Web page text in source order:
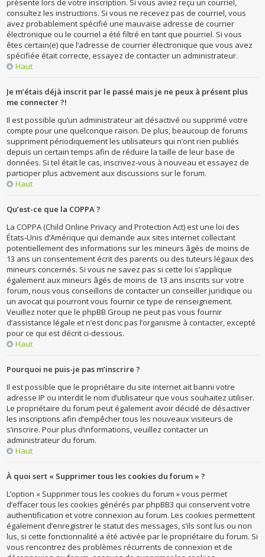
présente lors de votre inscription. Si vous aviez reçu un courriel,
consultez les instructions. Si vous ne recevez pas de courriel, vous
avez probablement spécifié une mauvaise adresse de courrier
électronique ou le courriel a été filtré en tant que pourriel. Si vous
êtes certain(e) que l’adresse de courrier électronique que vous avez
spécifiée était correcte, essayez de contacter un administrateur.
Haut
Je m’étais déjà inscrit par le passé mais je ne peux à présent plus
me connecter ?!
Il est possible qu’un administrateur ait désactivé ou supprimé votre
compte pour une quelconque raison. De plus, beaucoup de forums
suppriment périodiquement les utilisateurs qui n’ont rien publiés
depuis un certain temps afin de réduire la taille de leur base de
données. Si tel était le cas, inscrivez-vous à nouveau et essayez de
participer plus activement aux discussions sur le forum.
Haut
Qu’est-ce que la COPPA ?
La COPPA (Child Online Privacy and Protection Act) est une loi des
États-Unis d’Amérique qui demande aux sites internet collectant
potentiellement des informations sur les mineurs âgés de moins de
13 ans un consentement écrit des parents ou des tuteurs légaux des
mineurs concernés. Si vous ne savez pas si cette loi s’applique
également aux mineurs âgés de moins de 13 ans inscrits sur votre
forum, nous vous conseillons de contacter un conseiller juridique ou
un avocat qui pourront vous fournir ce type de renseignement.
Veuillez noter que le phpBB Group ne peut pas vous fournir
d’assistance légale et n’est donc pas l’organisme à contacter, excepté
pour ce qui est décrit ci-dessous.
Haut
Pourquoi ne puis-je pas m’inscrire ?
Il est possible que le propriétaire du site internet ait banni votre
adresse IP ou interdit le nom d’utilisateur que vous souhaitez utiliser.
Le propriétaire du forum peut également avoir décidé de désactiver
les inscriptions afin d’empêcher tous les nouveaux visiteurs de
s’inscrire. Pour plus d’informations, veuillez contacter un
administrateur du forum.
Haut
À quoi sert « Supprimer tous les cookies du forum » ?
L’option « Supprimer tous les cookies du forum » vous permet
d’effacer tous les cookies générés par phpBB3 qui conservent votre
authentification et votre connexion au forum. Les cookies permettent
également d’enregistrer le statut des messages, s’ils sont lus ou non
lus, si cette fonctionnalité a été activée par le propriétaire du forum. Si
vous rencontrez des problèmes récurrents de connexion et de